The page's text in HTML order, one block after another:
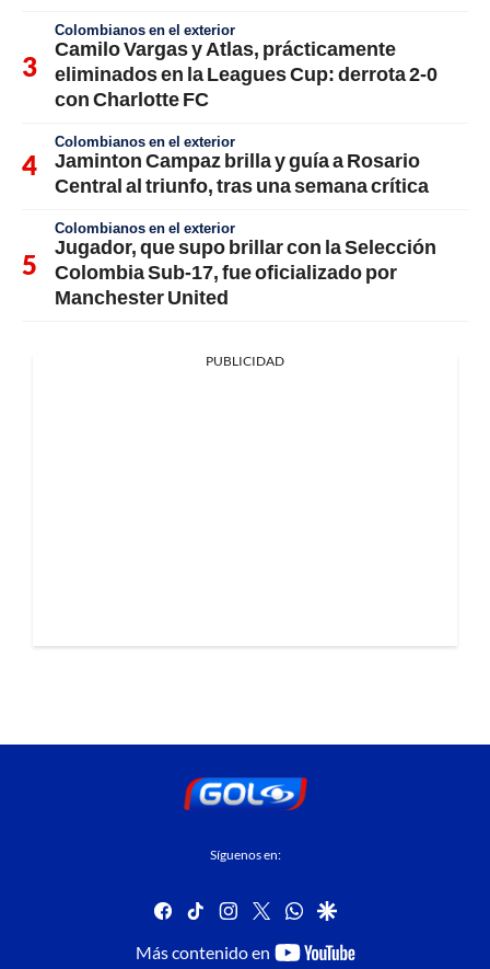
Colombianos en el exterior
Camilo Vargas y Atlas, prácticamente
eliminados en la Leagues Cup: derrota 2-0
con Charlotte FC
Colombianos en el exterior
Jaminton Campaz brilla y guía a Rosario
Central al triunfo, tras una semana crítica
Colombianos en el exterior
Jugador, que supo brillar con la Selección
Colombia Sub-17, fue oficializado por
Manchester United
PUBLICIDAD
Síguenos en:
facebook
tiktok instagram
twitterwhatsapp
google
Más contenido en
youtube-